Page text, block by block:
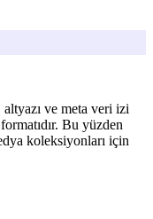
ve meta veri izi
Bu yüzden
koleksiyonları için